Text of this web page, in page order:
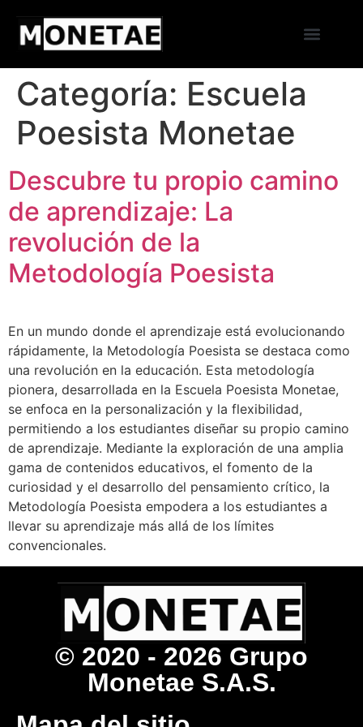
Categoría: Escuela
Poesista Monetae
Descubre tu propio camino
de aprendizaje: La
revolución de la
Metodología Poesista
En un mundo donde el aprendizaje está evolucionando
rápidamente, la Metodología Poesista se destaca como
una revolución en la educación. Esta metodología
pionera, desarrollada en la Escuela Poesista Monetae,
se enfoca en la personalización y la flexibilidad,
permitiendo a los estudiantes diseñar su propio camino
de aprendizaje. Mediante la exploración de una amplia
gama de contenidos educativos, el fomento de la
curiosidad y el desarrollo del pensamiento crítico, la
Metodología Poesista empodera a los estudiantes a
llevar su aprendizaje más allá de los límites
convencionales.
© 2020 - 2026 Grupo
Monetae S.A.S.